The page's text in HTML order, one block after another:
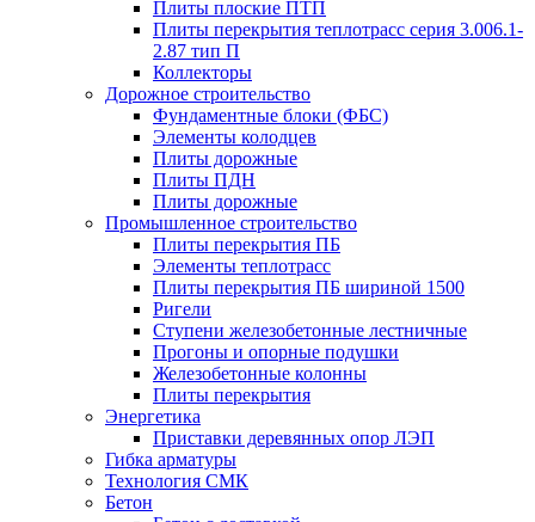
Плиты плоские ПТП
Плиты перекрытия теплотрасс серия 3.006.1-
2.87 тип П
Коллекторы
Дорожное строительство
Фундаментные блоки (ФБС)
Элементы колодцев
Плиты дорожные
Плиты ПДН
Плиты дорожные
Промышленное строительство
Плиты перекрытия ПБ
Элементы теплотрасс
Плиты перекрытия ПБ шириной 1500
Ригели
Ступени железобетонные лестничные
Прогоны и опорные подушки
Железобетонные колонны
Плиты перекрытия
Энергетика
Приставки деревянных опор ЛЭП
Гибка арматуры
Технология СМК
Бетон